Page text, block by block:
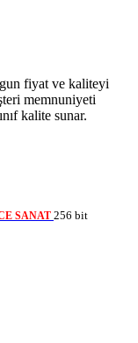
fiyat ve kaliteyi
memnuniyeti
kalite sunar.
SANAT 256 bit